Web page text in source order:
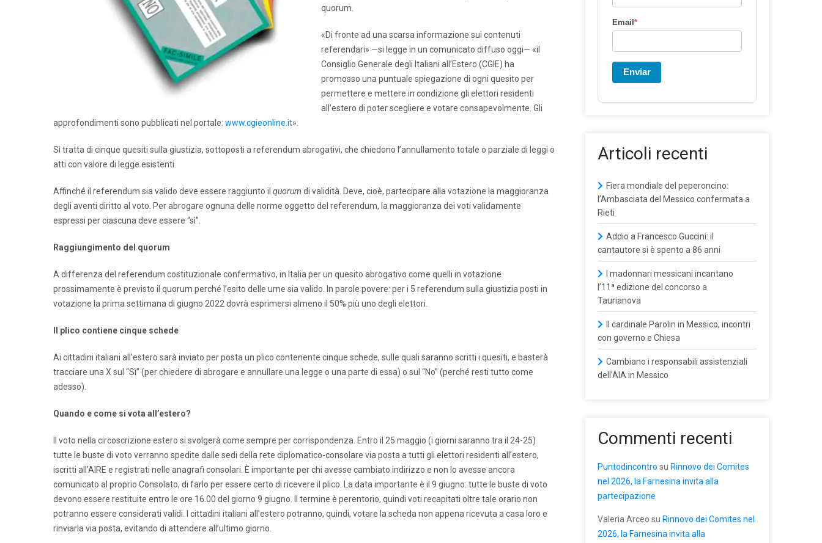
quorum.
«Di fronte ad una scarsa informazione sui contenuti
referendari» —si legge in un comunicato diffuso oggi— «il
Consiglio Generale degli Italiani all’Estero (CGIE) ha
promosso una puntuale spiegazione di ogni quesito per
permettere e mettere in condizione gli elettori residenti
all’estero di poter scegliere e votare consapevolmente. Gli
approfondimenti sono pubblicati nel portale: www.cgieonline.it».
Si tratta di cinque quesiti sulla giustizia, sottoposti a referendum abrogativi, che chiedono l’annullamento totale o parziale di leggi o
atti con valore di legge esistenti.
Affinché il referendum sia valido deve essere raggiunto il quorum di validità. Deve, cioè, partecipare alla votazione la maggioranza
degli aventi diritto al voto. Per abrogare ognuna delle norme oggetto del referendum, la maggioranza dei voti validamente
espressi per ciascuna deve essere “sì”.
Raggiungimento del quorum
A differenza del referendum costituzionale confermativo, in Italia per un quesito abrogativo come quelli in votazione
prossimamente è previsto il quorum perché l’esito delle urne sia valido. In parole povere: per i 5 referendum sulla giustizia posti in
votazione la prima settimana di giugno 2022 dovrà esprimersi almeno il 50% più uno degli elettori.
Il plico contiene cinque schede
Ai cittadini italiani all’estero sarà inviato per posta un plico contenente cinque schede, sulle quali saranno scritti i quesiti, e basterà
tracciare una X sul “Sì” (per chiedere di abrogare e annullare una legge o una parte di essa) o sul “No” (perché resti tutto come
adesso).
Quando e come si vota all’estero?
Il voto nella circoscrizione estero si svolgerà come sempre per corrispondenza. Entro il 25 maggio (i giorni saranno tra il 24-25)
tutte le buste di voto verranno spedite dalle sedi della rete diplomatico-consolare via posta a tutti gli elettori residenti all’estero,
iscritti all’AIRE e registrati nelle anagrafi consolari. È importante per chi avesse cambiato indirizzo e non lo avesse ancora
comunicato al proprio Consolato, di farlo per essere certo di ricevere il plico. La data importante è il 9 giugno: tutte le buste di voto
devono essere restituite entro le ore 16.00 del giorno 9 giugno. Il termine è perentorio, quindi voti recapitati oltre tale orario non
potranno essere considerati validi. I cittadini italiani all’estero potranno, quindi, votare la scheda non appena ricevuta a casa loro e
rinviarla via posta, evitando di attendere all’ultimo giorno.
Email *
Enviar
Articoli recenti
Fiera mondiale del peperoncino:
l’Ambasciata del Messico confermata a
Rieti
Addio a Francesco Guccini: il
cantautore si è spento a 86 anni
I madonnari messicani incantano
l’11ª edizione del concorso a
Taurianova
Il cardinale Parolin in Messico, incontri
con governo e Chiesa
Cambiano i responsabili assistenziali
dell’AIA in Messico
Commenti recenti
Puntodincontro su Rinnovo dei Comites
nel 2026, la Farnesina invita alla
partecipazione
Valeria Arceo su Rinnovo dei Comites nel
2026, la Farnesina invita alla